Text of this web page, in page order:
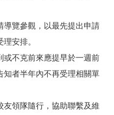
導覽參觀，以最先提出申請
安排。
或不克前來應提早於一週前
者半年內不再受理相關單
領隊隨行，協助聯繫及維